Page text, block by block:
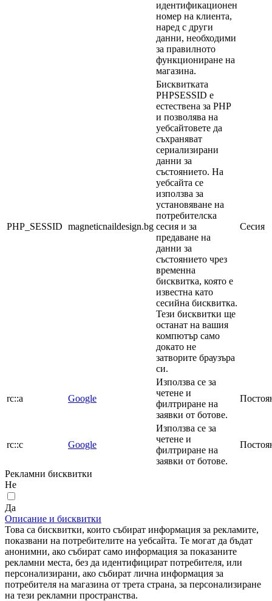
идентификационен
номер на клиента,
наред с други
данни, необходими
за правилното
функциониране на
магазина.
PHP_SESSID magneticnaildesign.bg
Бисквитката
PHPSESSID е
естествена за PHP
и позволява на
уебсайтовете да
съхраняват
сериализирани
данни за
състоянието. На
уебсайта се
използва за
установяване на
потребителска
сесия и за
предаване на
данни за
състоянието чрез
временна
бисквитка, която е
известна като
сесийна бисквитка.
Тези бисквитки ще
останат на вашия
компютър само
докато не
затворите браузъра
си.
Сесия
rc::a Google
Използва се за
четене и
филтриране на
заявки от ботове.
rc::c Google
Използва се за
четене и
филтриране на
заявки от ботове.
Рекламни бисквитки
Не
Да
Описание и бисквитки
Това са бисквитки, които събират информация за рекламите,
показвани на потребителите на уебсайта. Те могат да бъдат
анонимни, ако събират само информация за показаните
рекламни места, без да идентифицират потребителя, или
персонализирани, ако събират лична информация за
потребителя на магазина от трета страна, за персонализиране
на тези рекламни пространства.